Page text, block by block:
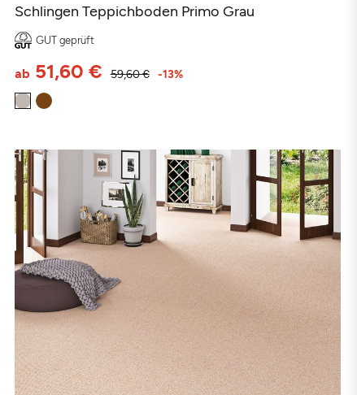
Schlingen Teppichboden Primo Grau
GUT geprüft
59,60 €
ab 51,60 € -13%